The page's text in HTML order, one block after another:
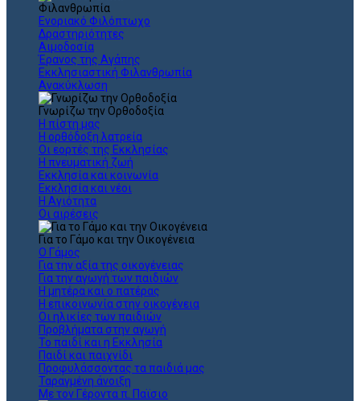
Φιλανθρωπία
Ενοριακό Φιλόπτωχο
Δραστηριότητες
Αιμοδοσία
Έρανος της Αγάπης
Εκκλησιαστική Φιλανθρωπία
Ανακύκλωση
Γνωρίζω την Ορθοδοξία
Η πίστη μας
Η ορθόδοξη λατρεία
Οι εορτές της Εκκλησίας
Η πνευματική ζωή
Εκκλησία και κοινωνία
Εκκλησία και νέοι
Η Αγιότητα
Οι αιρέσεις
Για το Γάμο και την Οικογένεια
Ο Γάμος
Για την αξία της οικογένειας
Για την αγωγή των παιδιών
Η μητέρα και ο πατέρας
Η επικοινωνία στην οικογένεια
Οι ηλικίες των παιδιών
Προβλήματα στην αγωγή
Το παιδί και η Εκκλησία
Παιδί και παιχνίδι
Προφυλάσσοντας τα παιδιά μας
Ταραγμένη άνοιξη
Με τον Γέροντα π. Παϊσιο